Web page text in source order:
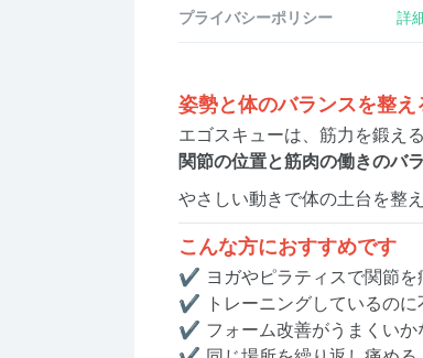
プライバシーポリシー 詳
姿勢と体のバランスを整
エゴスキューは、筋力を鍛え
関節の位置と筋肉の働きのバ
やさしい動きで体の土台を整
こんな方におすすめです
✔ ヨガやピラティスで関節を
✔ トレーニングしているのに
✔ フォーム改善がうまくいか